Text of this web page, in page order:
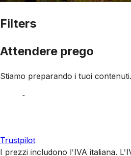
Filters
Attendere prego
Stiamo preparando i tuoi
Trustpilot
I prezzi includono l'IVA italiana.